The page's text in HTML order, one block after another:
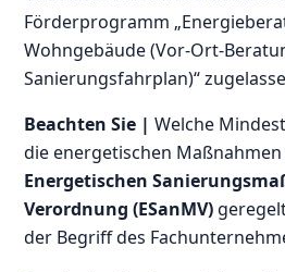
Förderprogramm
Wohngebäude (Vor-Ort-
Sanierungsfahrplan)“
Beachten Sie | Welche
die energetischen
Energetischen
Verordnung (ESanMV)
der Begriff des